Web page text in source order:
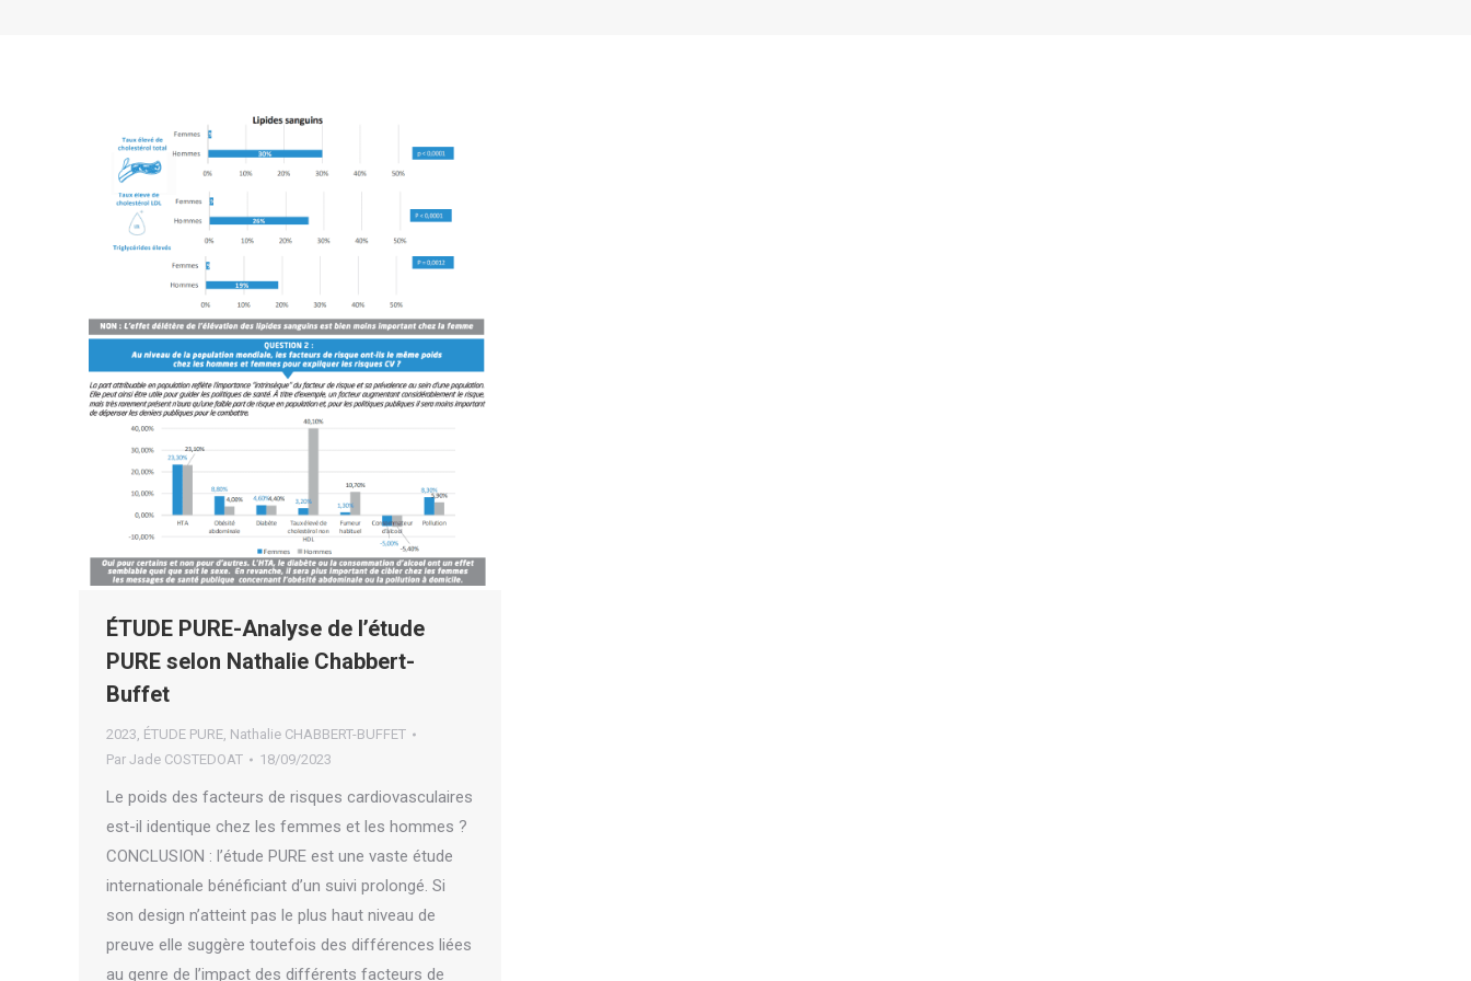
ÉTUDE PURE-Analyse de l’étude
PURE selon Nathalie Chabbert-
Buffet
2023, ÉTUDE PURE, Nathalie CHABBERT-BUFFET
Par Jade COSTEDOAT 18/09/2023
Le poids des facteurs de risques cardiovasculaires
est-il identique chez les femmes et les hommes ?
CONCLUSION : l’étude PURE est une vaste étude
internationale bénéficiant d’un suivi prolongé. Si
son design n’atteint pas le plus haut niveau de
preuve elle suggère toutefois des différences liées
au genre de l’impact des différents facteurs de